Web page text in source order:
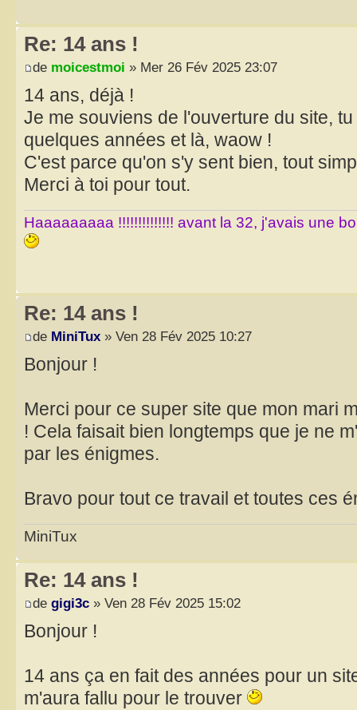
Re: 14 ans !
de moicestmoi » Mer 26 Fév 2025 23:07
14 ans, déjà !
Je me souviens de l'ouverture du site,
quelques années et là, waow !
C'est parce qu'on s'y sent bien, tout
Merci à toi pour tout.
Haaaaaaaaa !!!!!!!!!!!!!! avant la 32, j'avais une
Re: 14 ans !
de MiniTux » Ven 28 Fév 2025 10:27
Bonjour !
Merci pour ce super site que mon mari
! Cela faisait bien longtemps que je ne
par les énigmes.
Bravo pour tout ce travail et toutes ces
MiniTux
Re: 14 ans !
de gigi3c » Ven 28 Fév 2025 15:02
Bonjour !
14 ans ça en fait des années pour un
m'aura fallu pour le trouver